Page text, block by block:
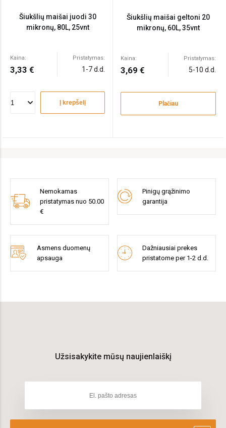
Šiukšlių maišai juodi 30
mikronų, 80L, 25vnt
Kaina:
3,33 €
Pristatymas:
1-7 d.d.
Į krepšelį
Šiukšlių maišai geltoni 20
mikronų, 60L, 35vnt
Kaina:
3,69 €
Pristatymas:
5-10 d.d.
Plačiau
Nemokamas
pristatymas nuo 50.00
€
Pinigų grąžinimo
garantija
Asmens duomenų
apsauga
Dažniausiai prekes
pristatome per 1-2 d.d.
Užsisakykite mūsų naujienlaiškį